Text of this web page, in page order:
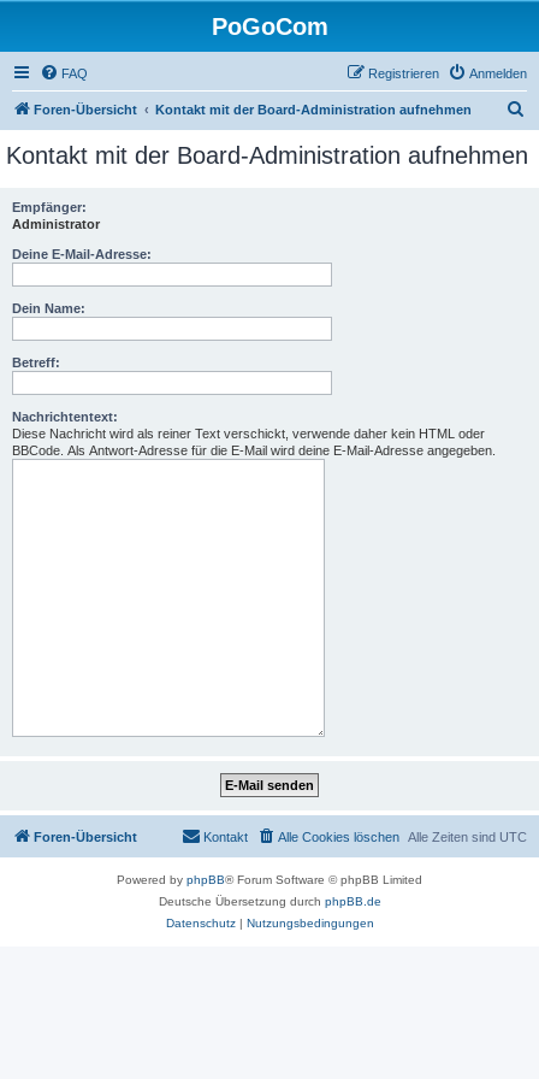
PoGoCom
FAQ Anmelden
Registrieren
Foren-Übersicht Kontakt mit der Board-Administration aufnehmen
c
Kontakt mit der Board-Administration aufnehmen
Empfänger:
Administrator
Deine E-Mail-Adresse:
Dein Name:
Betreff:
Nachrichtentext:
Diese Nachricht wird als reiner Text verschickt, verwende daher kein HTML oder
BBCode. Als Antwort-Adresse für die E-Mail wird deine E-Mail-Adresse angegeben.
Foren-Übersicht Alle Zeiten sind UTC
Alle Cookies löschen
Kontakt
Powered by phpBB® Forum Software © phpBB Limited
Deutsche Übersetzung durch phpBB.de
Datenschutz| Nutzungsbedingungen